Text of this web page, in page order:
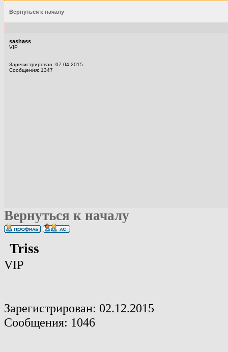
Вернуться к началу
sashass
VIP
Зарегистрирован: 07.04.2015
Сообщения: 1347
Вернуться к началу
Triss
VIP
Зарегистрирован: 02.12.2015
Сообщения: 1046